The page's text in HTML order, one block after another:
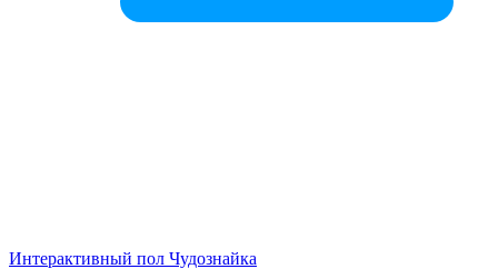
Интерактивный пол Чудознайка